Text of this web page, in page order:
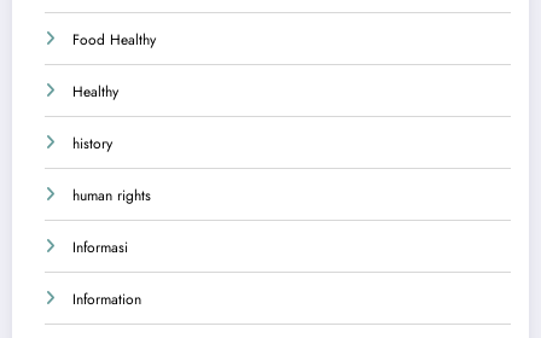
Food Healthy
Healthy
history
human rights
Informasi
Information